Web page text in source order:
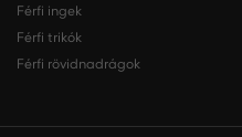
Férfi ingek
Férfi trikók
Férfi rövidnadrágok